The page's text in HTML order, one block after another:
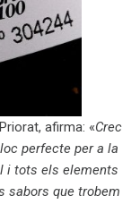
afirma: «Crec
perfecte per a la
i tots els elements
sabors que trobem